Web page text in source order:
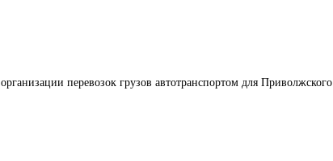
перевозок грузов автотранспортом для Приволжского